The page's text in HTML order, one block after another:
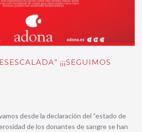
¡¡¡SEGUIMOS
desde la declaración del “estado de
de los donantes de sangre se han